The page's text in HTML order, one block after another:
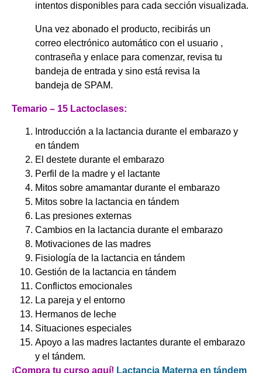
intentos disponibles para cada sección visualizada.
Una vez abonado el producto, recibirás un
correo electrónico automático con el usuario ,
contraseña y enlace para comenzar, revisa tu
bandeja de entrada y sino está revisa la
bandeja de SPAM.
Temario – 15 Lactoclases:
Introducción a la lactancia durante el embarazo y
en tándem
El destete durante el embarazo
Perfil de la madre y el lactante
Mitos sobre amamantar durante el embarazo
Mitos sobre la lactancia en tándem
Las presiones externas
Cambios en la lactancia durante el embarazo
Motivaciones de las madres
Fisiología de la lactancia en tándem
Gestión de la lactancia en tándem
Conflictos emocionales
La pareja y el entorno
Hermanos de leche
Situaciones especiales
Apoyo a las madres lactantes durante el embarazo
y el tándem.
¡Compra tu curso aquí! Lactancia Materna en tándem